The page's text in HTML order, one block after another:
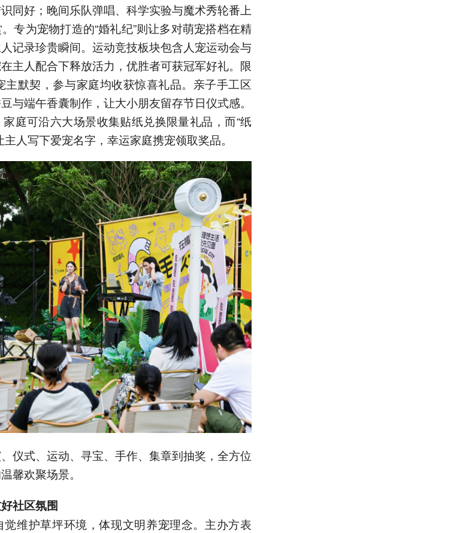
同好；晚间乐队弹唱、科学实验与魔术秀轮番上
专为宠物打造的“婚礼纪”则让多对萌宠搭档在精
记录珍贵瞬间。运动竞技板块包含人宠运动会与
主人配合下释放活力，优胜者可获冠军好礼。限
主默契，参与家庭均收获惊喜礼品。亲子手工区
与端午香囊制作，让大小朋友留存节日仪式感。
庭可沿六大场景收集贴纸兑换限量礼品，而“纸
人写下爱宠名字，幸运家庭携宠领取奖品。
仪式、运动、寻宝、手作、集章到抽奖，全方位
馨欢聚场景。
社区氛围
维护草坪环境，体现文明养宠理念。主办方表